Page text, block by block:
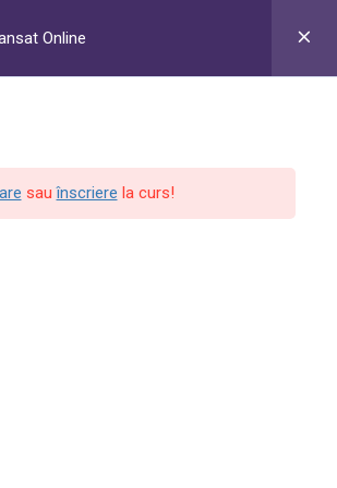
Cont
Online
sauînscriere la curs!